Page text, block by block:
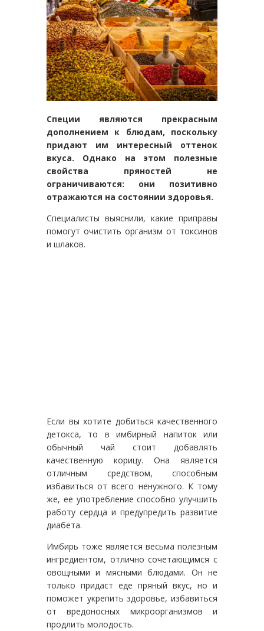
Специи являются прекрасным
дополнением к блюдам, поскольку
придают им интересный оттенок
вкуса. Однако на этом полезные
свойства пряностей не
ограничиваются: они позитивно
отражаются на состоянии здоровья.
Специалисты выяснили, какие приправы
помогут очистить организм от токсинов
и шлаков.
Если вы хотите добиться качественного
детокса, то в имбирный напиток или
обычный чай стоит добавлять
качественную корицу. Она является
отличным средством, способным
избавиться от всего ненужного. К тому
же, ее употребление способно улучшить
работу сердца и предупредить развитие
диабета.
Имбирь тоже является весьма полезным
ингредиентом, отлично сочетающимся с
овощными и мясными блюдами. Он не
только придаст еде пряный вкус, но и
поможет укрепить здоровье, избавиться
от вредоносных микроорганизмов и
продлить молодость.